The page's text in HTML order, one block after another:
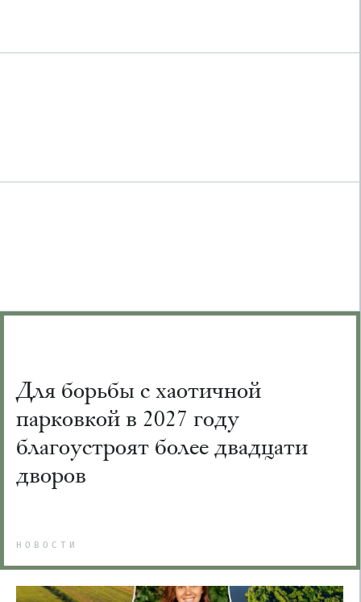
Для борьбы с хаотичной
парковкой в 2027 году
благоустроят более двадцати
дворов
НОВОСТИ